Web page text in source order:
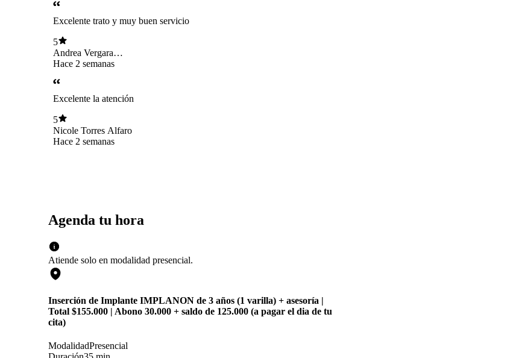
Excelente trato y muy buen servicio
5
Andrea Vergara
Riggantti
Hace 2 semanas
Excelente la atención
5
Nicole Torres Alfaro
Hace 2 semanas
Agenda tu hora
Atiende solo en modalidad presencial.
Inserción de Implante IMPLANON de 3 años (1 varilla) + asesoría |
Total $155.000 | Abono 30.000 + saldo de 125.000 (a pagar el dia de tu
cita)
ModalidadPresencial